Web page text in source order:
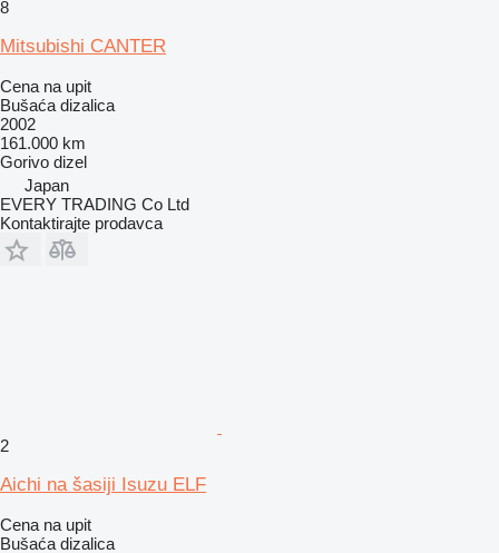
8
Mitsubishi CANTER
Cena na upit
Bušaća dizalica
2002
161.000 km
Gorivo dizel
Japan
EVERY TRADING Co Ltd
Kontaktirajte prodavca
2
Aichi na šasiji Isuzu ELF
Cena na upit
Bušaća dizalica